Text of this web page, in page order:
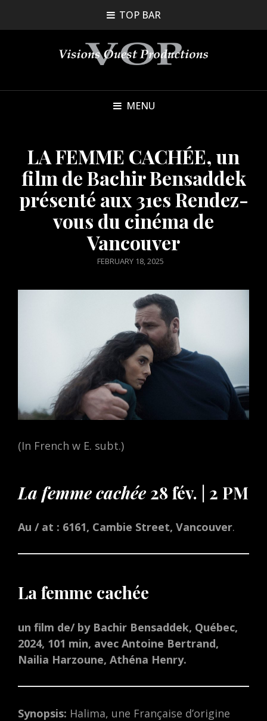
TOP BAR
MENU
LA FEMME CACHÉE, un
film de Bachir Bensaddek
présenté aux 31es Rendez-
vous du cinéma de
Vancouver
POSTED
FEBRUARY 18, 2025
(In French w E. subt.)
La femme cachée 28 fév. | 2 PM
Au / at : 6161, Cambie Street, Vancouver.
La femme cachée
un film de/ by Bachir Bensaddek, Québec,
2024, 101 min, avec Antoine Bertrand,
Nailia Harzoune, Athéna Henry.
Synopsis: Halima, une Française d’origine